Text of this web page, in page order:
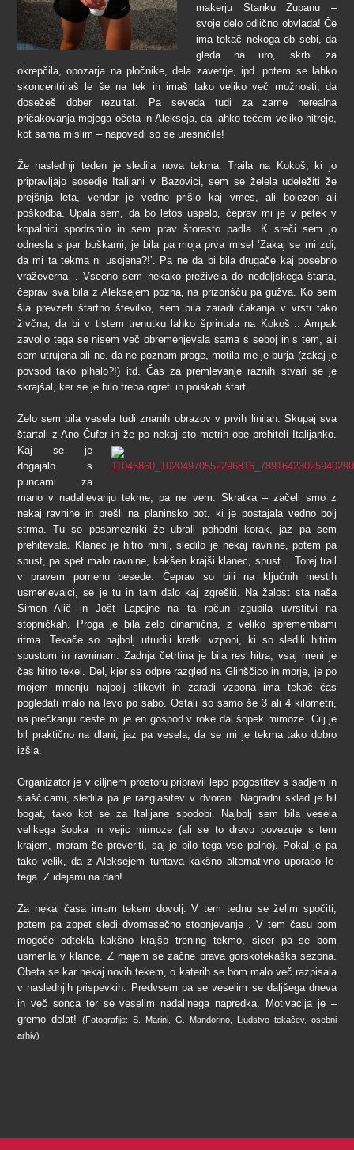
makerju Stanku Zupanu –
svoje delo odlično obvlada! Če
ima tekač nekoga ob sebi, da
gleda na uro, skrbi za
okrepčila, opozarja na pločnike, dela zavetrje, ipd. potem se lahko
skoncentriraš le še na tek in imaš tako veliko več možnosti, da
dosežeš dober rezultat. Pa seveda tudi za zame nerealna
pričakovanja mojega očeta in Alekseja, da lahko tečem veliko hitreje,
kot sama mislim – napovedi so se uresničile!
Že naslednji teden je sledila nova tekma. Traila na Kokoš, ki jo
pripravljajo sosedje Italijani v Bazovici, sem se želela udeležiti že
prejšnja leta, vendar je vedno prišlo kaj vmes, ali bolezen ali
poškodba. Upala sem, da bo letos uspelo, čeprav mi je v petek v
kopalnici spodrsnilo in sem prav štorasto padla. K sreči sem jo
odnesla s par buškami, je bila pa moja prva misel ‘Zakaj se mi zdi,
da mi ta tekma ni usojena?!’. Pa ne da bi bila drugače kaj posebno
vraževerna… Vseeno sem nekako preživela do nedeljskega štarta,
čeprav sva bila z Aleksejem pozna, na prizorišču pa gužva. Ko sem
šla prevzeti štartno številko, sem bila zaradi čakanja v vrsti tako
živčna, da bi v tistem trenutku lahko šprintala na Kokoš… Ampak
zavoljo tega se nisem več obremenjevala sama s seboj in s tem, ali
sem utrujena ali ne, da ne poznam proge, motila me je burja (zakaj je
povsod tako pihalo?!) itd. Čas za premlevanje raznih stvari se je
skrajšal, ker se je bilo treba ogreti in poiskati štart.
Zelo sem bila vesela tudi znanih obrazov v prvih linijah. Skupaj sva
štartali z Ano Čufer in že po nekajsto metrih obe prehiteli Italijanko.
Kaj se je
dogajalo s
puncami za
mano v nadaljevanju tekme, pa ne vem. Skratka – začeli smo z
nekaj ravnine in prešli na planinsko pot, ki je postajala vedno bolj
strma. Tu so posamezniki že ubrali pohodni korak, jaz pa sem
prehitevala. Klanec je hitro minil, sledilo je nekaj ravnine, potem pa
spust, pa spet malo ravnine, kakšen krajši klanec, spust… Torej trail
v pravem pomenu besede. Čeprav so bili na ključnih mestih
usmerjevalci, se je tu in tam dalo kaj zgrešiti. Na žalost sta naša
Simon Alič in Jošt Lapajne na ta račun izgubila uvrstitvi na
stopničkah. Proga je bila zelo dinamična, z veliko spremembami
ritma. Tekače so najbolj utrudili kratki vzponi, ki so sledili hitrim
spustom in ravninam. Zadnja četrtina je bila res hitra, vsaj meni je
čas hitro tekel. Del, kjer se odpre razgled na Glinščico in morje, je po
mojem mnenju najbolj slikovit in zaradi vzpona ima tekač čas
pogledati malo na levo po sabo. Ostali so samo še 3 ali 4 kilometri,
na prečkanju ceste mi je en gospod v roke dal šopek mimoze. Cilj je
bil praktično na dlani, jaz pa vesela, da se mi je tekma tako dobro
izšla.
Organizator je v ciljnem prostoru pripravil lepo pogostitev s sadjem in
slaščicami, sledila pa je razglasitev v dvorani. Nagradni sklad je bil
bogat, tako kot se za Italijane spodobi. Najbolj sem bila vesela
velikega šopka in vejic mimoze (ali se to drevo povezuje s tem
krajem, moram še preveriti, saj je bilo tega vse polno). Pokal je pa
tako velik, da z Aleksejem tuhtava kakšno alternativno uporabo le-
tega. Z idejami na dan!
Za nekaj časa imam tekem dovolj. V tem tednu se želim spočiti,
potem pa zopet sledi dvomesečno stopnjevanje . V tem času bom
mogoče odtekla kakšno krajšo trening tekmo, sicer pa se bom
usmerila v klance. Z majem se začne prava gorskotekaška sezona.
Obeta se kar nekaj novih tekem, o katerih se bom malo več razpisala
v naslednjih prispevkih. Predvsem pa se veselim se daljšega dneva
in več sonca ter se veselim nadaljnega napredka. Motivacija je –
gremo delat!
(Fotografije: S. Marini, G. Mandorino, Ljudstvo tekačev, osebni
arhiv)